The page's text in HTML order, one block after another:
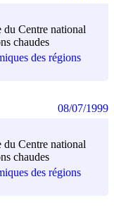
Centre national
chaudes
des régions
Centre national
chaudes
des régions
08/07/1999